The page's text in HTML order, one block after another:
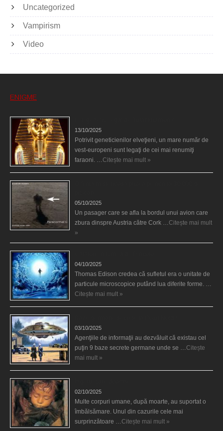
Uncategorized
Vampirism
Video
ENIGME
13/10/2025
Potrivit geneticienilor elveţieni, un mare număr de
vest-europeni sunt legaţi de cei mai renumiţi
faraoni. … Citește mai mult »
05/10/2025
Un pasager care se afla la bordul unui avion care
zbura dinspre Austria către Cork … Citește mai mult
»
04/10/2025
Thomas Edison credea că sufletul era o unitate de
particule microscopice putând lua diferite forme. …
Citește mai mult »
03/10/2025
Agenţiile de informaţii au dezvăluit că existau cel
puţin 9 baze secrete germane unde se … Citește
mai mult »
02/10/2025
Multe corpuri umane, după moarte, au suportat o
îmbălsămare. Unul din cazurile cele mai
surprinzătoare … Citește mai mult »